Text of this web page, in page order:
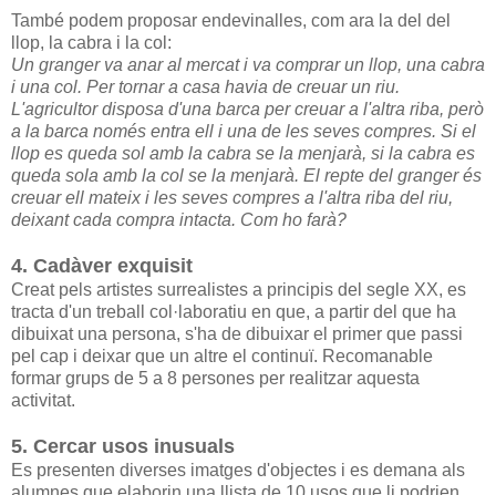
També podem proposar endevinalles, com ara la del del
llop, la cabra i la col:
Un granger va anar al mercat i va comprar un llop, una cabra
i una col. Per tornar a casa havia de creuar un riu.
L'agricultor disposa d'una barca per creuar a l'altra riba, però
a la barca només entra ell i una de les seves compres. Si el
llop es queda sol amb la cabra se la menjarà, si la cabra es
queda sola amb la col se la menjarà. El repte del granger és
creuar ell mateix i les seves compres a l'altra riba del riu,
deixant cada compra intacta. Com ho farà?
4. Cadàver exquisit
Creat pels artistes surrealistes a principis del segle XX, es
tracta d'un treball col·laboratiu en que, a partir del que ha
dibuixat una persona, s'ha de dibuixar el primer que passi
pel cap i deixar que un altre el continuï. Recomanable
formar grups de 5 a 8 persones per realitzar aquesta
activitat.
5. Cercar usos inusuals
Es presenten diverses imatges d'objectes i es demana als